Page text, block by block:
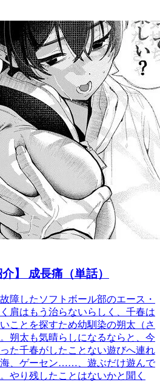
】 成長痛（単話）
障したソフトボール部のエース・
肩はもう治らないらしく、千春は
ことを探すため幼馴染の朔太（さ
朔太も気晴らしになるならと、今
た千春がしたことない遊びへ連れ
、ゲーセン……、遊ぶだけ遊んで
やり残したことはないかと聞く